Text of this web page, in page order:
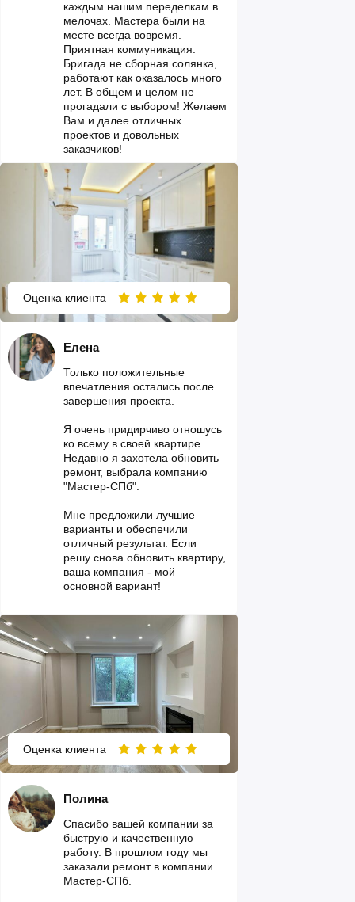
каждым нашим переделкам в
мелочах. Мастера были на
месте всегда вовремя.
Приятная коммуникация.
Бригада не сборная солянка,
работают как оказалось много
лет. В общем и целом не
прогадали с выбором! Желаем
Вам и далее отличных
проектов и довольных
заказчиков!
Оценка клиента
Только положительные
впечатления остались после
завершения проекта.
Я очень придирчиво отношусь
ко всему в своей квартире.
Недавно я захотела обновить
ремонт, выбрала компанию
"Мастер-СПб".
Мне предложили лучшие
варианты и обеспечили
отличный результат. Если
решу снова обновить квартиру,
ваша компания - мой
основной вариант!
Елена
Оценка клиента
Спасибо вашей компании за
быструю и качественную
работу. В прошлом году мы
заказали ремонт в компании
Мастер-СПб.
Полина